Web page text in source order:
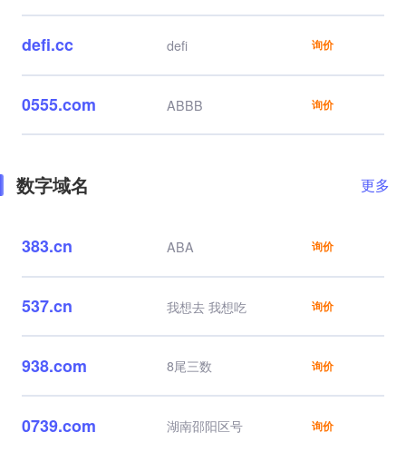
defi.cc defi 询价
0555.com ABBB 询价
数字域名 更多
383.cn ABA 询价
537.cn 我想去 我想吃 询价
938.com 8尾三数 询价
0739.com 湖南邵阳区号 询价